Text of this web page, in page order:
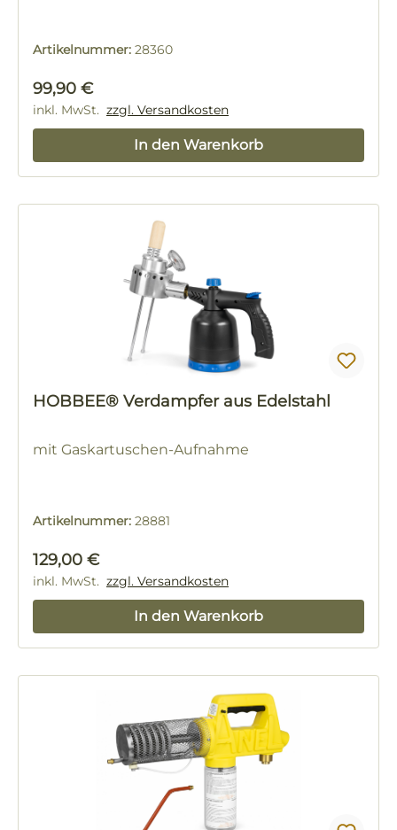
Artikelnummer: 28360
Regulärer Preis:
99,90 €
inkl. MwSt. zzgl. Versandkosten
In den Warenkorb
HOBBEE® Verdampfer aus Edelstahl
mit Gaskartuschen-Aufnahme
Artikelnummer: 28881
Regulärer Preis:
129,00 €
inkl. MwSt. zzgl. Versandkosten
In den Warenkorb